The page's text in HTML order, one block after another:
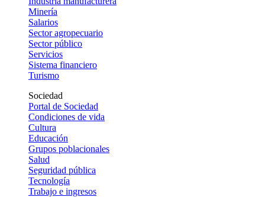
Minería
Salarios
Sector agropecuario
Sector público
Servicios
Sistema financiero
Turismo
Sociedad
Portal de Sociedad
Condiciones de vida
Cultura
Educación
Grupos poblacionales
Salud
Seguridad pública
Tecnología
Trabajo e ingresos